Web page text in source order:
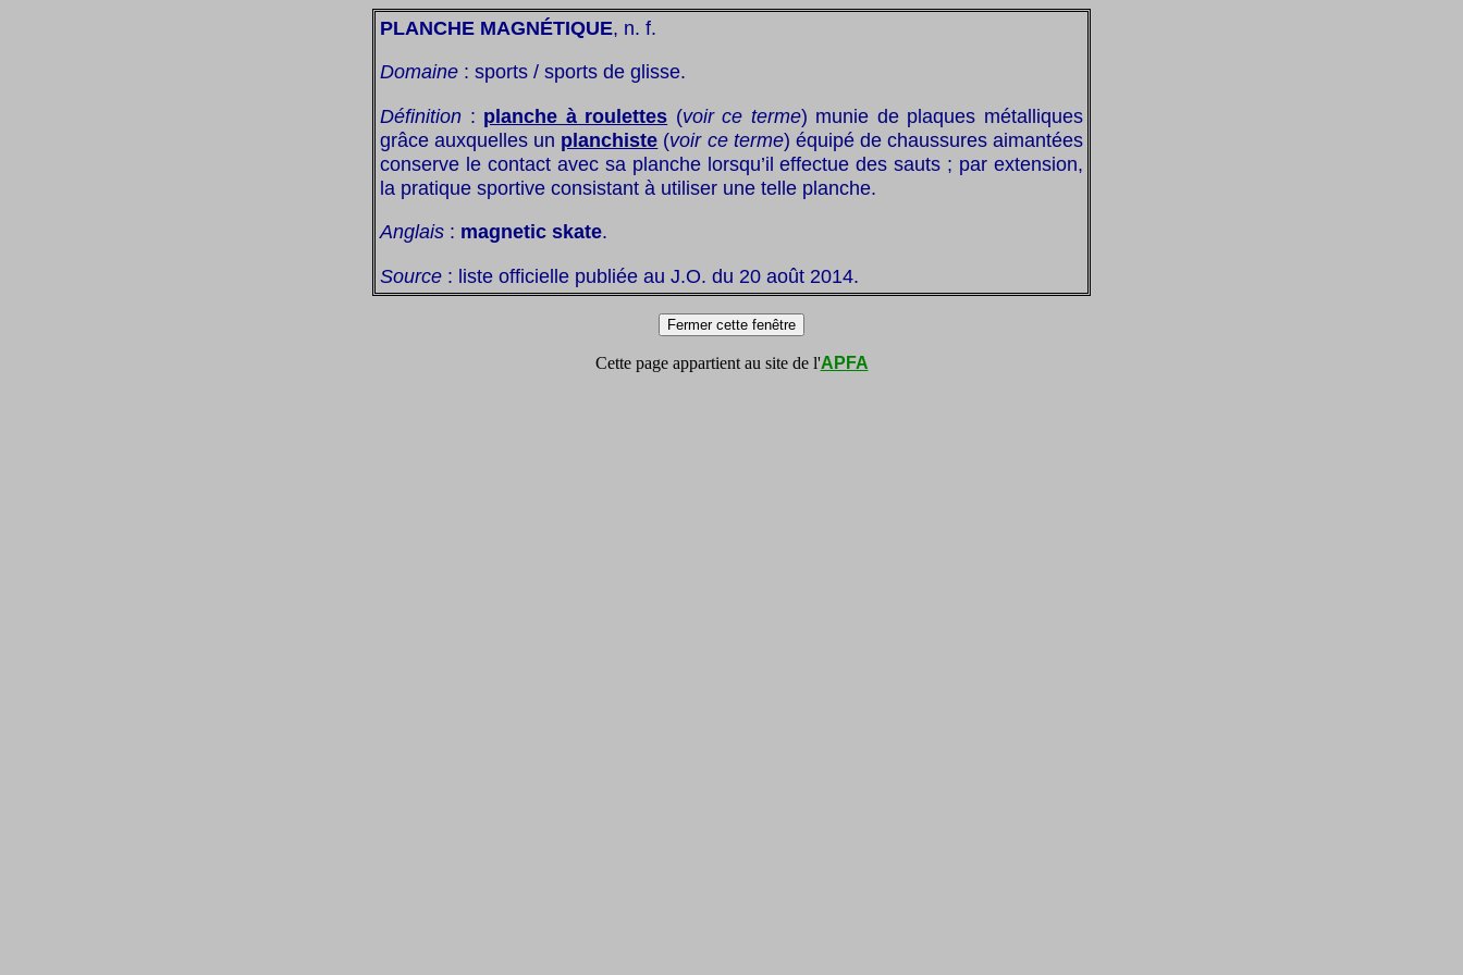
PLANCHE MAGNÉTIQUE, n. f.
Domaine : sports / sports de glisse.
Définition : planche à roulettes (voir ce terme) munie de plaques métalliques
grâce auxquelles un planchiste (voir ce terme) équipé de chaussures aimantées
conserve le contact avec sa planche lorsqu’il effectue des sauts ; par extension,
la pratique sportive consistant à utiliser une telle planche.
Anglais : magnetic skate.
Source : liste officielle publiée au J.O. du 20 août 2014.
Cette page appartient au site de l'APFA